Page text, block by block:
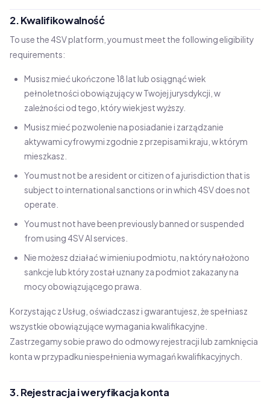
2. Kwalifikowalność
To use the 4SV platform, you must meet the following eligibility
requirements:
Musisz mieć ukończone 18 lat lub osiągnąć wiek
pełnoletności obowiązujący w Twojej jurysdykcji, w
zależności od tego, który wiek jest wyższy.
Musisz mieć pozwolenie na posiadanie i zarządzanie
aktywami cyfrowymi zgodnie z przepisami kraju, w którym
mieszkasz.
You must not be a resident or citizen of a jurisdiction that is
subject to international sanctions or in which 4SV does not
operate.
You must not have been previously banned or suspended
from using 4SV AI services.
Nie możesz działać w imieniu podmiotu, na który nałożono
sankcje lub który został uznany za podmiot zakazany na
mocy obowiązującego prawa.
Korzystając z Usług, oświadczasz i gwarantujesz, że spełniasz
wszystkie obowiązujące wymagania kwalifikacyjne.
Zastrzegamy sobie prawo do odmowy rejestracji lub zamknięcia
konta w przypadku niespełnienia wymagań kwalifikacyjnych.
3. Rejestracja i weryfikacja konta